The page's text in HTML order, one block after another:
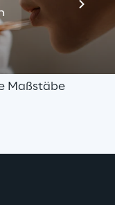
KI-
in
machen
Maßstäbe